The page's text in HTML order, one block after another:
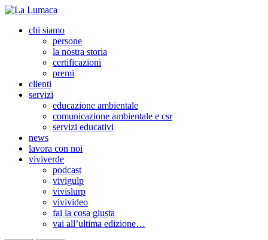
chi siamo
persone
la nostra storia
certificazioni
premi
clienti
servizi
educazione ambientale
comunicazione ambientale e csr
servizi educativi
news
lavora con noi
viviverde
podcast
vivigulp
vivislurp
vivivideo
fai la cosa giusta
vai all’ultima edizione…